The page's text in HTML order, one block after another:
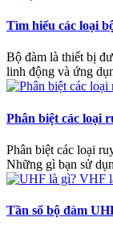
Tìm hiểu các loại
Bộ đàm là thiết bị
linh động và ứng
Phân biệt các loại
Phân biệt các loại
Những gì bạn sử
Tần số bộ đàm